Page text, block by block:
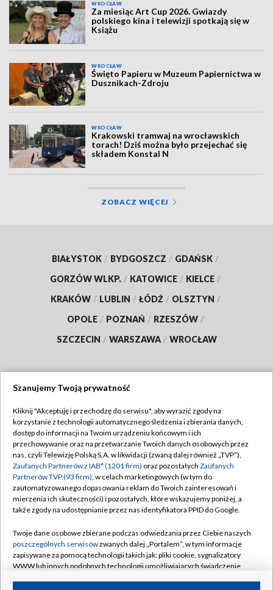
WROCŁAW
Za miesiąc Art Cup 2026. Gwiazdy
polskiego kina i telewizji spotkają się w
Książu
WROCŁAW
Święto Papieru w Muzeum Papiernictwa w
Dusznikach-Zdroju
WROCŁAW
Krakowski tramwaj na wrocławskich
torach! Dziś można było przejechać się
składem Konstal N
ZOBACZ WIĘCEJ
BIAŁYSTOK / BYDGOSZCZ / GDAŃSK /
GORZÓW WLKP. / KATOWICE / KIELCE /
KRAKÓW / LUBLIN / ŁÓDŹ / OLSZTYN /
OPOLE / POZNAŃ / RZESZÓW /
SZCZECIN / WARSZAWA / WROCŁAW
TVP
Abonament TVP
Emisja w TVP
Centrum informacji TVP
Naziemna Telewizja Cyfrowa
Rada Programowa
System NOS
Informacje o nadawcy
Regulamin TVP
Polityka prywatności
Moje zgody
Pomoc
Kontakt
Kanały
Szanujemy Twoją prywatność
Kliknij "Akceptuję i przechodzę do serwisu", aby wyrazić zgody na
korzystanie z technologii automatycznego śledzenia i zbierania danych,
dostęp do informacji na Twoim urządzeniu końcowym i ich
przechowywanie oraz na przetwarzanie Twoich danych osobowych przez
nas, czyli Telewizję Polską S.A. w likwidacji (zwaną dalej również „TVP”),
Zaufanych Partnerów z IAB* (1201 firm) oraz pozostałych Zaufanych
Partnerów TVP (93 firm), w celach marketingowych (w tym do
zautomatyzowanego dopasowania reklam do Twoich zainteresowań i
mierzenia ich skuteczności) i pozostałych, które wskazujemy poniżej, a
także zgody na udostępnianie przez nas identyfikatora PPID do Google.
Twoje dane osobowe zbierane podczas odwiedzania przez Ciebie naszych
poszczególnych serwisówzwanych dalej „Portalem”, w tym informacje
zapisywane za pomocą technologii takich jak: pliki cookie, sygnalizatory
WWW lub innych podobnych technologii umożliwiających świadczenie